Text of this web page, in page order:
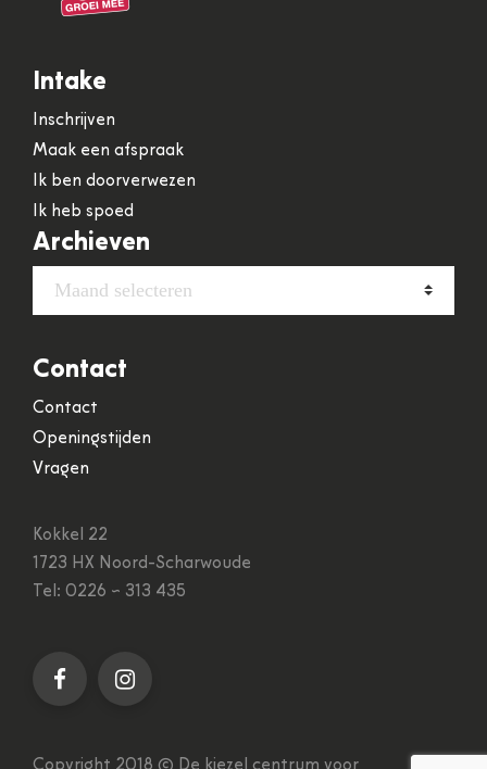
Intake
Inschrijven
Maak een afspraak
Ik ben doorverwezen
Ik heb spoed
Archieven
Maand selecteren
Contact
Contact
Openingstijden
Vragen
Kokkel 22
1723 HX Noord-Scharwoude
Tel: 0226 ~ 313 435